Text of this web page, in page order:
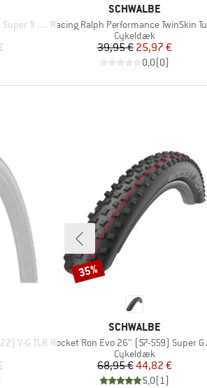
Trail TLE
MÆRKE
SCHWALBE
Artikel
Racing Ralph Performance TwinSkin Tubeless 29x2,25
Produktgruppe
Cykeldæk
Pris
39,95 €Nedsat pris
25,97 €
0,0(0)
V-G TLR
MÆRKE
SCHWALBE
Artikel
Rocket Ron Evo 26'' (57-559) Super Ground TLE
Produktgruppe
Cykeldæk
Pris
68,95 €Nedsat pris
44,82 €
5,0(1)
Rabat
35%